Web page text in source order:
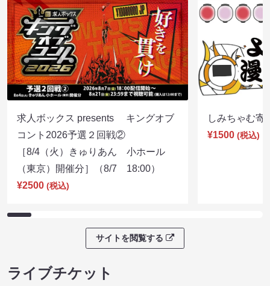
求人ボックス presents キングオブ
コント2026予選２回戦②
［8/4（火）きゅりあん 小ホール
（東京）開催分］（8/7 18:00）
¥2500 (税込)
しみちゃむ
¥1500 (税込)
サイトを閲覧する
ライブチケット